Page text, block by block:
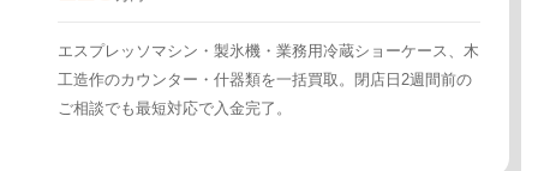
エスプレッソマシン・製氷機・業務用冷蔵ショーケース、木
工造作のカウンター・什器類を一括買取。閉店日2週間前の
ご相談でも最短対応で入金完了。